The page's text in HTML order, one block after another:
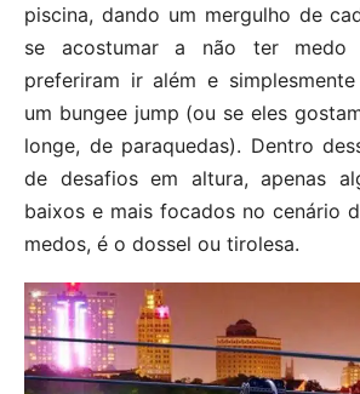
piscina, dando um mergulho de
se acostumar a não ter medo
preferiram ir além e
um bungee jump (ou se eles
longe, de paraquedas). Dentro
de desafios em altura, apenas
baixos e mais focados no cenário
medos, é o dossel ou tirolesa.